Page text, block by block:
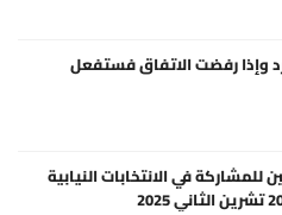
3 أو 4 أيام للرد وإذا رفضت الاتفاق فستفعل
للمشاركة في الانتخابات النيابية